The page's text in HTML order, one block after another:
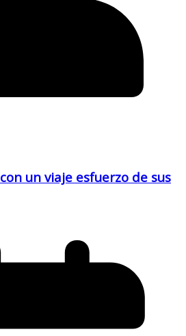
un viaje esfuerzo de sus